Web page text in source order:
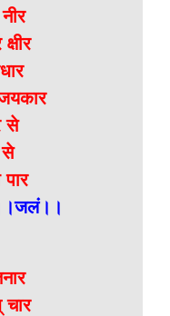
से
से
चार